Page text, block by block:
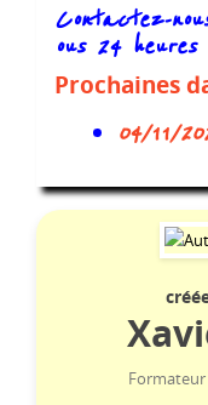
Contactez-
ous 24 heures
Prochaines
04/11/